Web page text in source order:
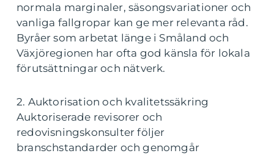
normala marginaler, säsongsvariationer och
vanliga fallgropar kan ge mer relevanta råd.
Byråer som arbetat länge i Småland och
Växjöregionen har ofta god känsla för lokala
förutsättningar och nätverk.
2. Auktorisation och kvalitetssäkring
Auktoriserade revisorer och
redovisningskonsulter följer
branschstandarder och genomgår